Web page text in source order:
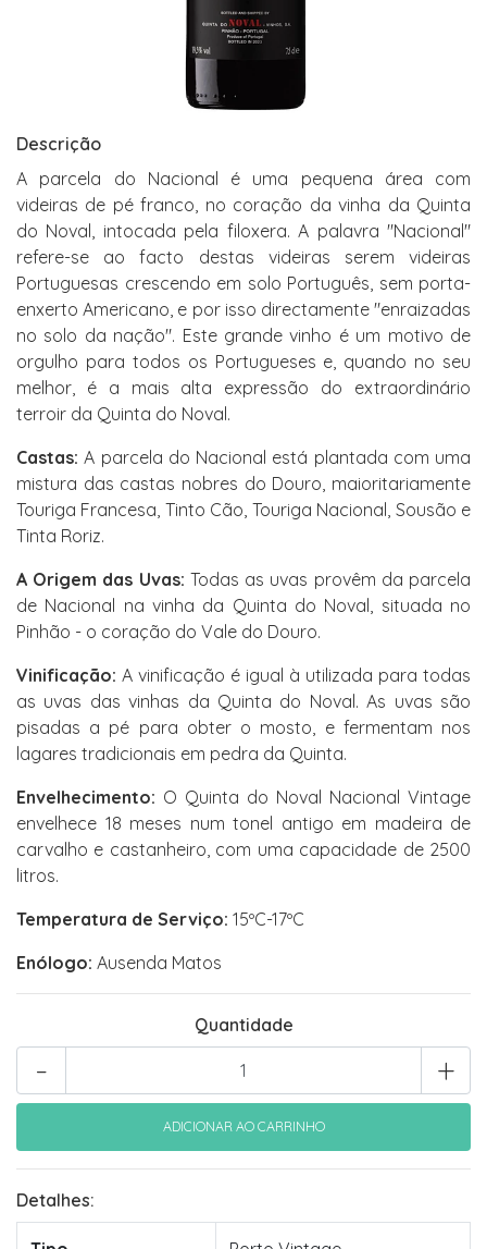
Descrição
A parcela do Nacional é uma pequena área com
videiras de pé franco, no coração da vinha da Quinta
do Noval, intocada pela filoxera. A palavra "Nacional"
refere-se ao facto destas videiras serem videiras
Portuguesas crescendo em solo Português, sem porta-
enxerto Americano, e por isso directamente "enraizadas
no solo da nação". Este grande vinho é um motivo de
orgulho para todos os Portugueses e, quando no seu
melhor, é a mais alta expressão do extraordinário
terroir da Quinta do Noval.
Castas: A parcela do Nacional está plantada com uma
mistura das castas nobres do Douro, maioritariamente
Touriga Francesa, Tinto Cão, Touriga Nacional, Sousão e
Tinta Roriz.
A Origem das Uvas: Todas as uvas provêm da parcela
de Nacional na vinha da Quinta do Noval, situada no
Pinhão - o coração do Vale do Douro.
Vinificação: A vinificação é igual à utilizada para todas
as uvas das vinhas da Quinta do Noval. As uvas são
pisadas a pé para obter o mosto, e fermentam nos
lagares tradicionais em pedra da Quinta.
Envelhecimento: O Quinta do Noval Nacional Vintage
envelhece 18 meses num tonel antigo em madeira de
carvalho e castanheiro, com uma capacidade de 2500
litros.
Temperatura de Serviço: 15ºC-17ºC
Enólogo: Ausenda Matos
Quantidade
+
-
Detalhes: